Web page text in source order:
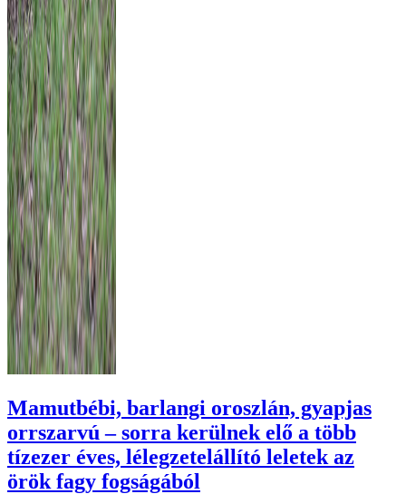
Mamutbébi, barlangi oroszlán, gyapjas
orrszarvú – sorra kerülnek elő a több
tízezer éves, lélegzetelállító leletek az
örök fagy fogságából